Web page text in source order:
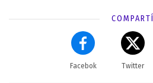
COMPARTÍ
Facebok Twitter